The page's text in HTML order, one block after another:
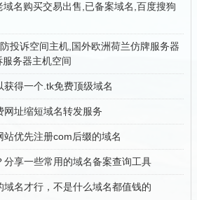
名购买交易出售,已备案域名,百度搜狗
投诉空间主机,国外欧洲荷兰仿牌服务器
务器主机空间
得一个.tk免费顶级域名
址缩短域名转发服务
优先注册com后缀的域名
享一些常用的域名备案查询工具
名才行，不是什么域名都值钱的